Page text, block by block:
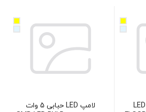
پروژکتور 200 وات LED
لامپ LED حبابی 5 وات